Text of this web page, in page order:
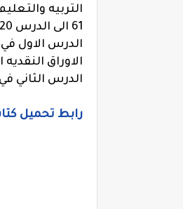
التربيه
61 الى الدرس 120
الدرس الاول
الاوراق
الدرس الثاني
رابط تحميل كتاب